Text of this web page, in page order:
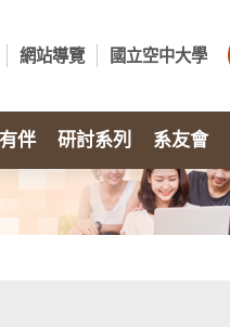
網站導覽 國立空中大學
伴 研討系列 系友會